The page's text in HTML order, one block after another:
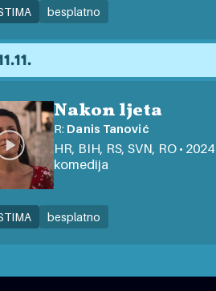
besplatno
Nakon ljeta
R: Danis Tanović
HR, BIH, RS, SVN, RO •
komedija
besplatno